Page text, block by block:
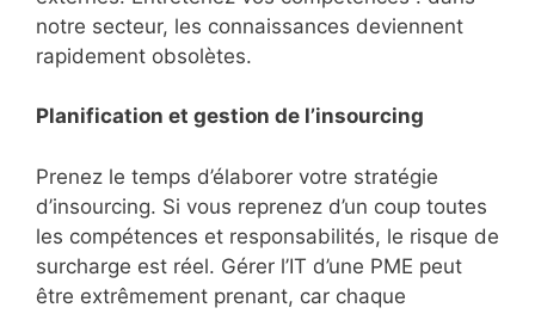
notre secteur, les connaissances deviennent
rapidement obsolètes.
Planification et gestion de l’insourcing
Prenez le temps d’élaborer votre stratégie
d’insourcing. Si vous reprenez d’un coup toutes
les compétences et responsabilités, le risque de
surcharge est réel. Gérer l’IT d’une PME peut
être extrêmement prenant, car chaque